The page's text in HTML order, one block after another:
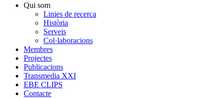
Qui som
Linies de recerca
Història
Serveis
Col·laboracions
Membres
Projectes
Publicacions
Transmedia XXI
EBE CLIPS
Contacte